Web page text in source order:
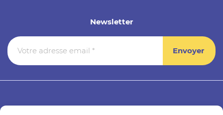
Newsletter